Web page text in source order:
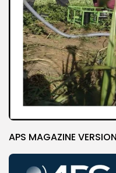
APS MAGAZINE